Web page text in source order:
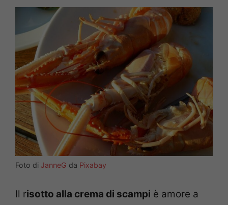
Foto di JanneG da Pixabay
Il risotto alla crema di scampi è amore a